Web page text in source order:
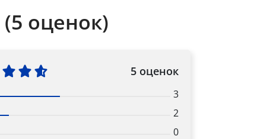
оценок)
5 оценок
3
2
0